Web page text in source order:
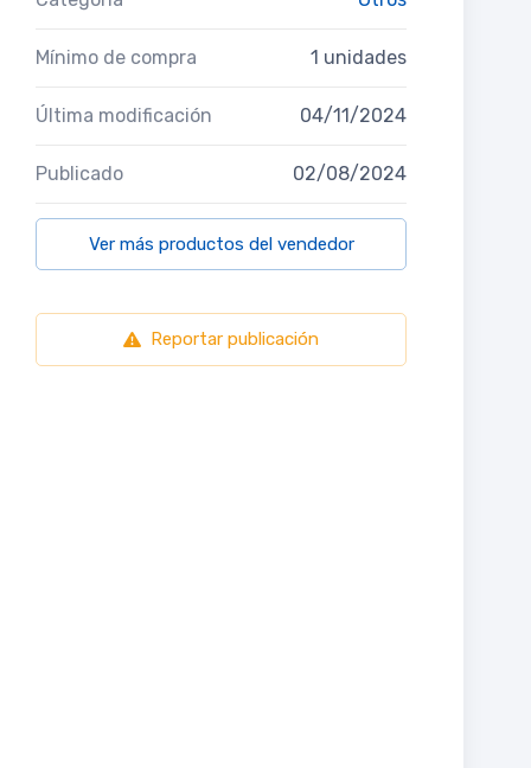
Mínimo de compra 1 unidades
Última modificación 04/11/2024
Publicado 02/08/2024
Ver más productos del vendedor
Reportar publicación